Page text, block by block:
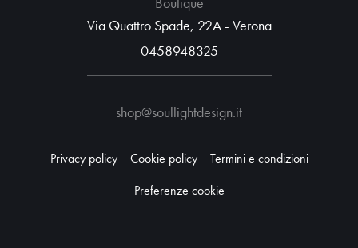
Via Quattro Spade, 22A - Verona
0458948325
shop@soullightdesign.it
Privacy policy Cookie policy
Termini e condizioni
Preferenze cookie